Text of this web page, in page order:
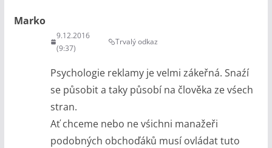
Marko
9.12.2016
(9:37)
Trvalý odkaz
Psychologie reklamy je velmi zákeřná. Snaźí
se působit a taky působí na člověka ze vśech
stran.
Ať chceme nebo ne vśichni manažeři
podobných obchoďáků musí ovládat tuto